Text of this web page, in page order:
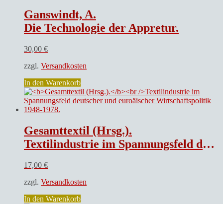
Ganswindt, A.
Die Technologie der Appretur.
30,00 €
zzgl. Versandkosten
In den Warenkorb
Gesamttextil (Hrsg.).
Textilindustrie im Spannungsfeld deutscher und euroäischer Wirtschaftspolitik 1948-1978.
17,00 €
zzgl. Versandkosten
In den Warenkorb